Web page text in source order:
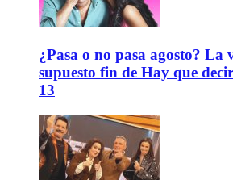
¿Pasa o no pasa agosto? La
supuesto fin de Hay que
13